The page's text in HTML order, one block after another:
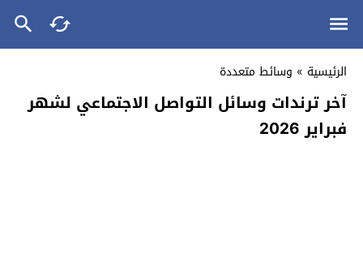
الرئيسية » وسائط متعددة
آخر ترندات وسائل التواصل الاجتماعي لشهر
فبراير 2026